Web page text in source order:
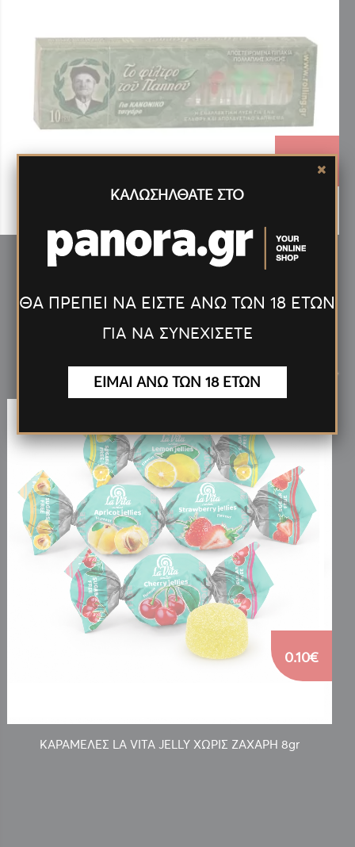
ΠΙΠΑΚΙ ΤΟΥ ΠΑΠΠΟΥ ΓΙΑ ΚΑΝΟΝΙΚΟ ΤΣΙΓΑΡΟ 10 ΤΕΜ
0.36€
ΝέαΠροϊόντα
ΚΑΡΑΜΕΛΕΣ LA VITA JELLY ΧΩΡΙΣ ΖΑΧΑΡΗ 8gr
0.10€
>
ΚΑΛΩΣΗΛΘΑΤΕ ΣΤΟ
ΘΑ ΠΡΕΠΕΙ ΝΑ ΕΙΣΤΕ ΑΝΩ ΤΩΝ 18 ΕΤΩΝ
ΓΙΑ ΝΑ ΣΥΝΕΧΙΣΕΤΕ
ΕΙΜΑΙ ΑΝΩ ΤΩΝ 18 ΕΤΩΝ